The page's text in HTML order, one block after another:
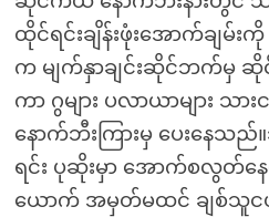
ထိုင်ရင်းချိန်းဖုံးအောက်ချမ်
က မျက်နှာချင်းဆိုင်ဘက်မှ
ကာ ဂွများ ပလာယာများ
နောက်ဘီးကြားမှ ပေးနေသည်
ရင်း ပုဆိုးမှာ အောက်စလွတ်
ယောက် အမှတ်မထင် ချစ်သူငယ်